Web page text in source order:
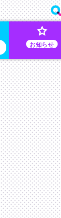
お知らせ